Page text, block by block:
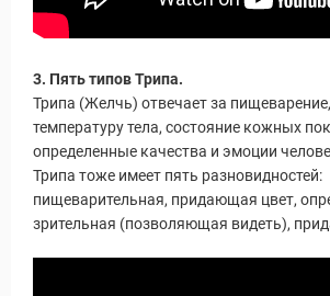
3. Пять типов Трипа.
Трипа (Желчь) отвечает за
температуру тела, состояние кожных
определенные качества и эмоции
Трипа тоже имеет пять разновидностей:
пищеварительная, придающая цвет,
зрительная (позволяющая видеть),